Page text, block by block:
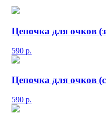
Цепочка для очков
590 р.
Цепочка для очков
590 р.